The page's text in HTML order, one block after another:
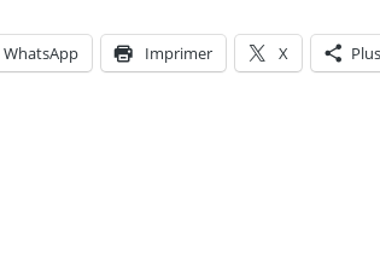
WhatsApp Imprimer X Plus